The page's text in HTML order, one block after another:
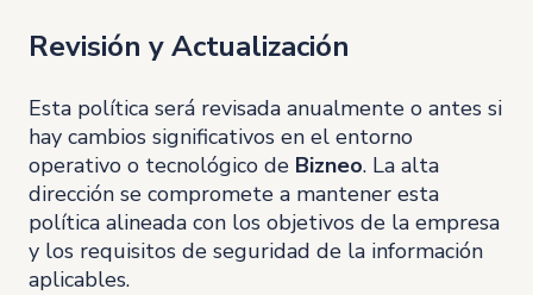
Revisión y Actualización
Esta política será revisada anualmente o antes si
hay cambios significativos en el entorno
operativo o tecnológico de Bizneo. La alta
dirección se compromete a mantener esta
política alineada con los objetivos de la empresa
y los requisitos de seguridad de la información
aplicables.